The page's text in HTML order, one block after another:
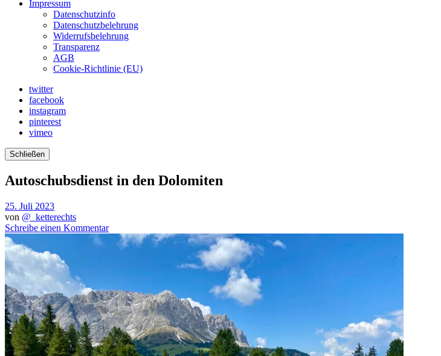
Impressum
Datenschutzinfo
Datenschutzbelehrung
Widerrufsbelehrung
Transparenz
AGB
Cookie-Richtlinie (EU)
twitter
facebook
instagram
pinterest
vimeo
Schließen
Autoschubsdienst in den Dolomiten
25. Juli 2023
von @_ketterechts
Schreibe einen Kommentar